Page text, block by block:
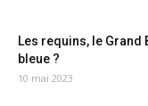
Les requins, le Grand
bleue ?
10 mai 2023